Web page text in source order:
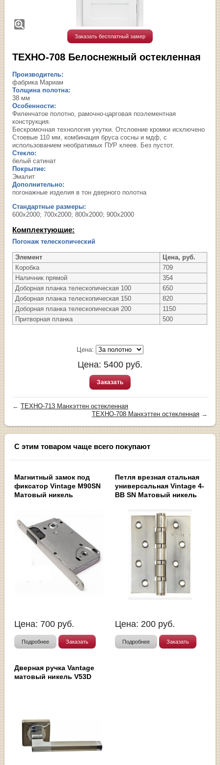
Заказать бесплатный замер
ТЕХНО-708 Белоснежный остекленная
Производитель:
фабрика Мариам
Толщина полотна:
38 мм
Особенности:
Филенчатое полотно, рамочно-царговая поэлементная
конструкция.
Бескромочная технология укутки. Отслоение кромки исключено
Стоевые 110 мм, комбинация бруса сосны и мдф, с
использованием необратимых ПУР клеев. Без пустот.
Стекло:
белый сатинат
Покрытие:
Эмалит
Дополнительно:
погонажные изделия в тон дверного полотна
Стандартные размеры:
600х2000; 700х2000; 800х2000; 900х2000
Комплектующие:
Погонаж телескопический
Элемент
Цена, руб.
Коробка
709
Наличник прямой
354
Доборная планка телескопическая 100
650
Доборная планка телескопическая 150
820
Доборная планка телескопическая 200
1150
Притворная планка
500
Цена:
Цена: 5400 руб.
Заказать
←ТЕХНО-713 Манхэттен остекленная
ТЕХНО-708 Манхэттен остекленная→
С этим товаром чаще всего покупают
Магнитный замок под
фиксатор Vintage M90SN
Матовый никель
Цена: 700 руб.
Подробнее Заказать
Петля врезная стальная
универсальная Vintage 4-
BB SN Матовый никель
Цена: 200 руб.
Подробнее Заказать
Дверная ручка Vantage
матовый никель V53D